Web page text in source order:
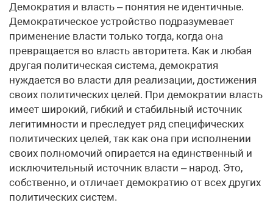
Демократия и власть – понятия не идентичные.
Демократическое устройство подразумевает
применение власти только тогда, когда она
превращается во власть авторитета. Как и любая
другая политическая система, демократия
нуждается во власти для реализации, достижения
своих политических целей. При демократии власть
имеет широкий, гибкий и стабильный источник
легитимности и преследует ряд специфических
политических целей, так как она при исполнении
своих полномочий опирается на единственный и
исключительный источник власти – народ. Это,
собственно, и отличает демократию от всех других
политических систем.